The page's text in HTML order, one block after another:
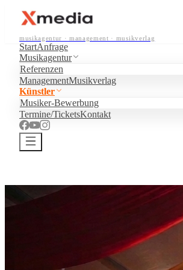
musikagentur · management · musikverlag
StartAnfrage
Musikagentur
Referenzen
ManagementMusikverlag
Künstler
Musiker-Bewerbung
Termine/TicketsKontakt